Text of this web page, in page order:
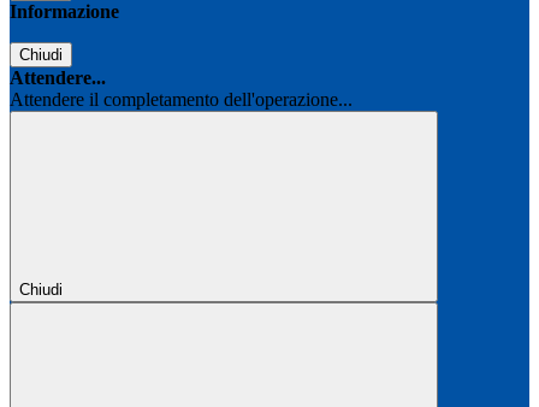
Informazione
Chiudi
Attendere...
Attendere il completamento dell'operazione...
Chiudi